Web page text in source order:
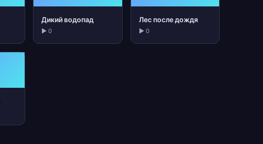
Дикий водопад
▶ 0
Лес после дождя
▶ 0